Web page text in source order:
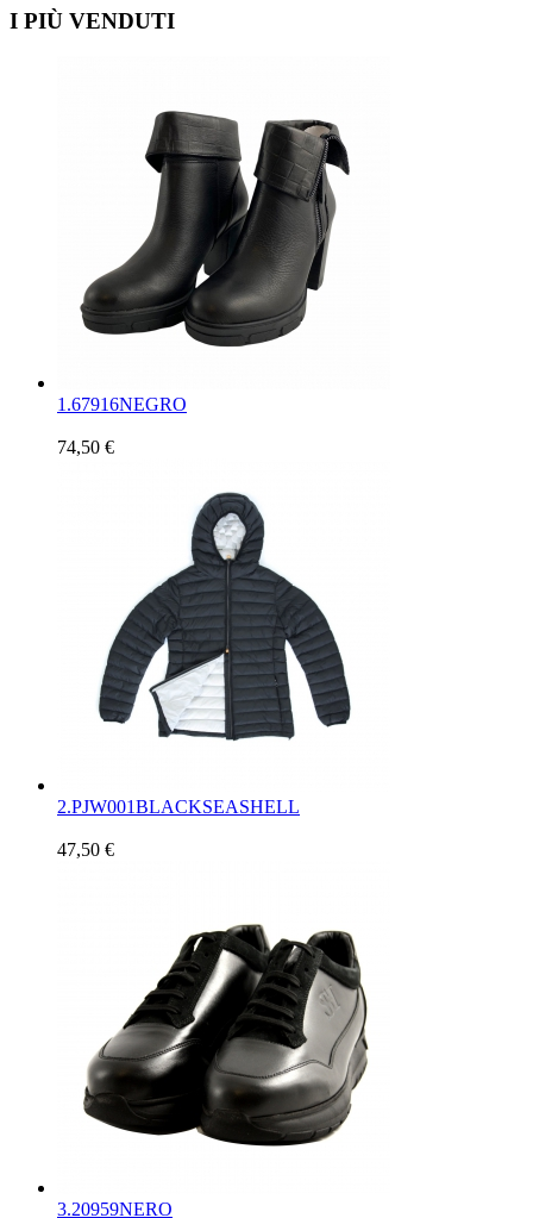
I PIÙ VENDUTI
1.67916NEGRO
74,50 €
2.PJW001BLACKSEASHELL
47,50 €
3.20959NERO